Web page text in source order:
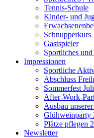
Tennis-Schule
Kinder- und
Schnupperkurs
Gastspieler
Sportliches
Impressionen
Sportliche
Abschluss
Sommerfest
After-Work-
Ausbau
Glühweinparty
Plätze pflegen
Newsletter